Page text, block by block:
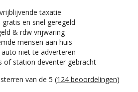
taxatie
gratis en snel geregeld
& rdw vrijwaring
mensen aan huis
auto niet te adverteren
of station deventer gebracht
van de 5 (124 beoordelingen)